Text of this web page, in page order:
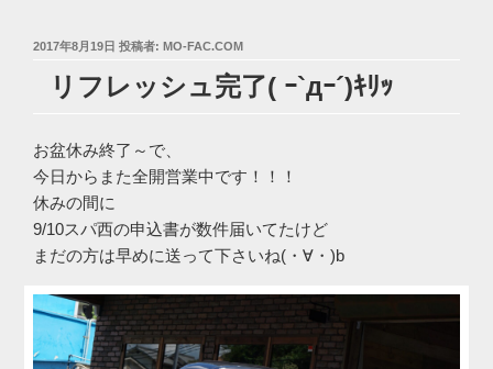
投
2017年8月19日 投稿者: MO-FAC.COM
リフレッシュ完了( ｰ`дｰ´)ｷﾘｯ
お盆休み終了～で、
今日からまた全開営業中です！！！
休みの間に
9/10スパ西の申込書が数件届いてたけど
まだの方は早めに送って下さいね(・∀・)b